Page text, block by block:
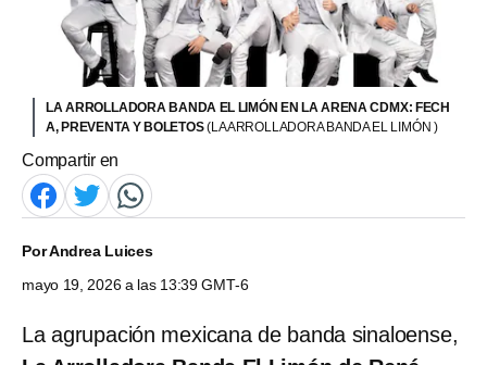
LA ARROLLADORA BANDA EL LIMÓN EN LA ARENA CDMX: FECH
A, PREVENTA Y BOLETOS(LA ARROLLADORA BANDA EL LIMÓN )
Compartir en
PorAndrea Luices
mayo 19, 2026 a las 13:39 GMT-6
La agrupación mexicana de banda sinaloense,